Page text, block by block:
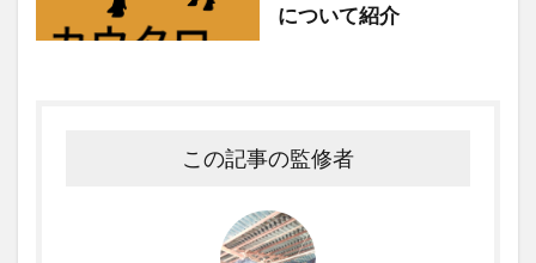
について紹介
この記事の監修者